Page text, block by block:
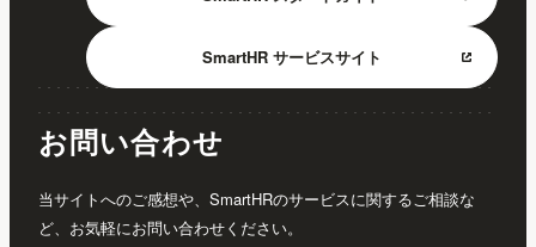
SmartHR サービスサイト
お問い合わせ
当サイトへのご感想や、SmartHRのサービスに関するご相談な
ど、お気軽にお問い合わせください。